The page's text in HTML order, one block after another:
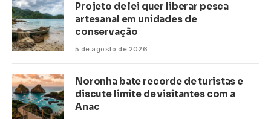
Projeto de lei quer liberar pesca
artesanal em unidades de
conservação
5 de agosto de 2026
Noronha bate recorde de turistas e
discute limite de visitantes com a
Anac